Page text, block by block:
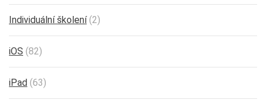
Individuální školení(2)
iOS (82)
iPad (63)